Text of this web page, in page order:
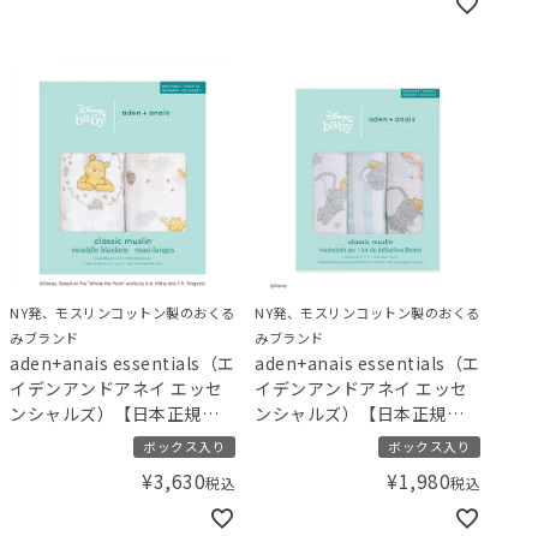
NY発、モスリンコットン製のおくる
みブランド
aden+anais essentials（エ
イデンアンドアネイ エッセ
ンシャルズ）【日本正規
品】モスリンコットン おく
るみ 2枚 ディズニー ウィニ
ーアンドフレンズ disney
ボックス入り
¥3,630税込
NY発、モスリンコットン製のおくる
みブランド
aden+anais essentials（エ
イデンアンドアネイ エッセ
ンシャルズ）【日本正規
品】モスリンコットン ウォ
ッシュクロス 3枚セット デ
washcloths -dumbo- 3pk
ボックス入り
¥1,980税込